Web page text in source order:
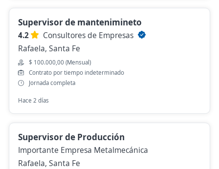
Supervisor de mantenimineto
4.2
Consultores de Empresas
Rafaela, Santa Fe
$ 100.000,00 (Mensual)
Contrato por tiempo indeterminado
Jornada completa
Hace 2 días
Supervisor de Producción
Importante Empresa Metalmecánica
Rafaela, Santa Fe